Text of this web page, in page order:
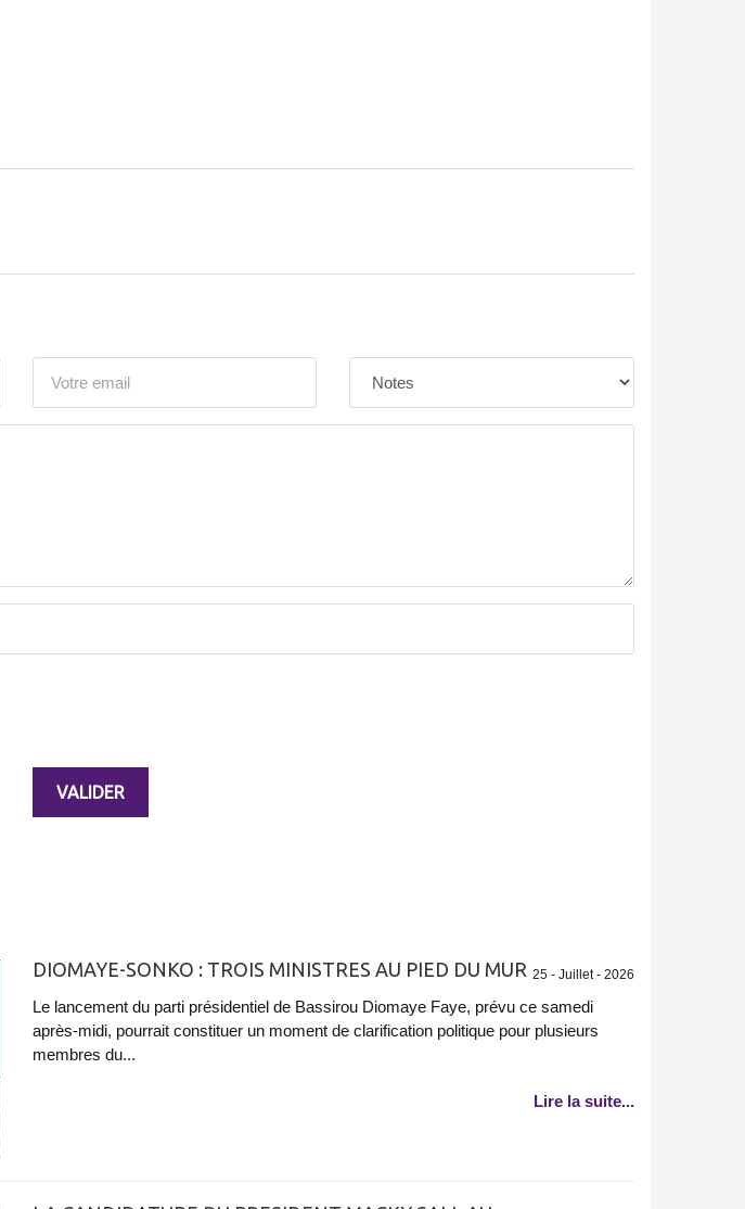
25 - Juillet - 2026
DIOMAYE-SONKO : TROIS MINISTRES AU PIED DU MUR
Le lancement du parti présidentiel de Bassirou Diomaye Faye, prévu ce samedi
après-midi, pourrait constituer un moment de clarification politique pour plusieurs
membres du...
Lire la suite...